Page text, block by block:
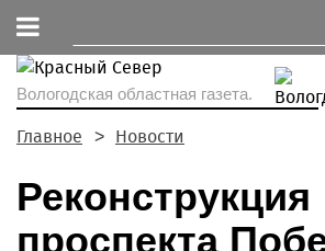
Вологодская областная газета.
Главное Новости
Реконструкция
проспекта